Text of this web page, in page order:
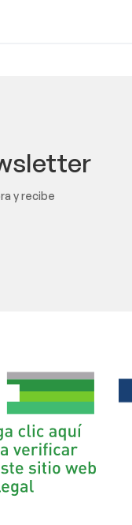
y recibe